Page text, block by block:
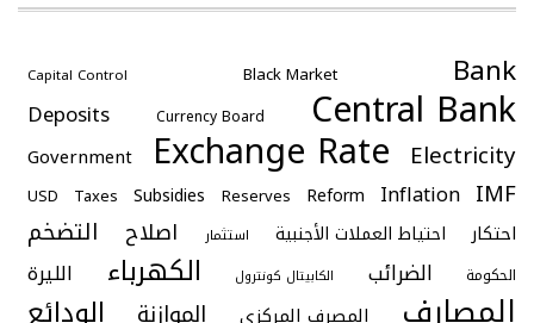
Bank
Black Market
Capital Control
Central Bank
Currency Board
Deposits
Electricity
Exchange Rate
Government
IMF
Inflation
Reform
Reserves
Subsidies
Taxes
USD
احتكار احتياط العملات الأجنبية استثمار اصلاح التضخم
الحكومة الضرائب الكابيتال كونترول الكهرباء الليرة